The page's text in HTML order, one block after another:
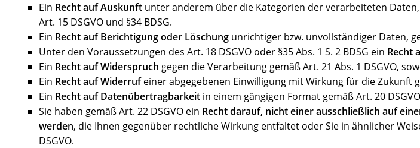
Ein Recht auf Auskunft unter anderem über die Kategorien der verarbeiteten
Art. 15 DSGVO und §34 BDSG.
Ein Recht auf Berichtigung oder Löschung unrichtiger bzw. unvollständiger Daten,
Unter den Voraussetzungen des Art. 18 DSGVO oder §35 Abs. 1 S. 2 BDSG ein Recht
Ein Recht auf Widerspruch gegen die Verarbeitung gemäß Art. 21 Abs. 1 DSGVO,
Ein Recht auf Widerrufeiner abgegebenen Einwilligung mit Wirkung für die Zukunft
Ein Recht auf Datenübertragbarkeit in einem gängigen Format gemäß Art. 20
Sie haben gemäß Art. 22 DSGVO ein Recht darauf, nicht einer ausschließlich auf
werden, die Ihnen gegenüber rechtliche Wirkung entfaltet oder Sie in ähnlicher
DSGVO.